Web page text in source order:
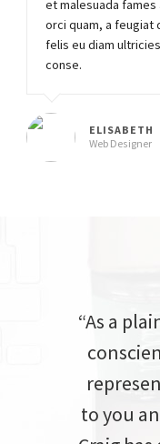
et malesuada
orci quam, a feugiat
felis eu diam
conse.
ELISABETH
Web Designer
“As a
to you